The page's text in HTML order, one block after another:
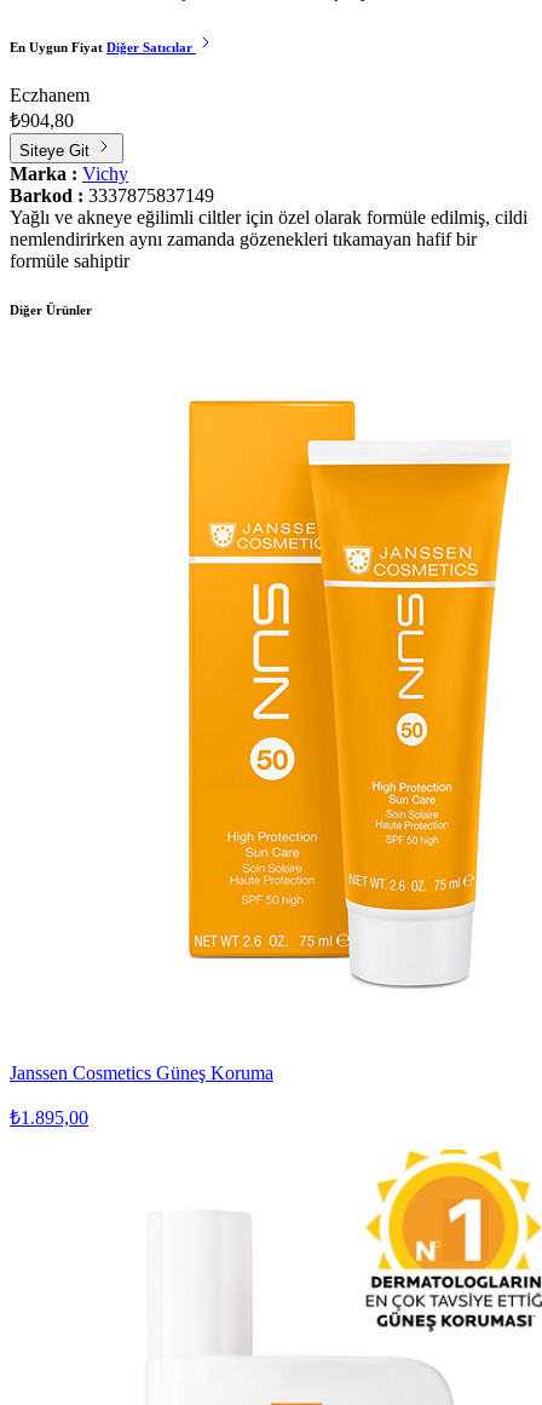
En Uygun Fiyat Diğer Satıcılar
Eczhanem
₺904,80
Siteye Git
Marka : Vichy
Barkod : 3337875837149
Yağlı ve akneye eğilimli ciltler için özel olarak formüle edilmiş, cildi
nemlendirirken aynı zamanda gözenekleri tıkamayan hafif bir
formüle sahiptir
Diğer Ürünler
Janssen Cosmetics Güneş Koruma
₺1.895,00